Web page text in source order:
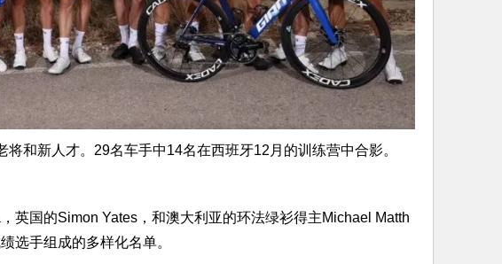
和新人才。29名车手中14名在西班牙12月的训练营中合影。
英国的Simon Yates，和澳大利亚的环法绿衫得主Michael Matth
选手组成的多样化名单。